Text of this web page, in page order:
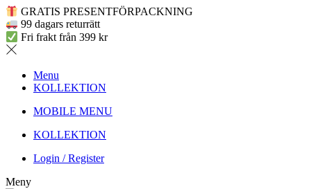
GRATIS PRESENTFÖRPACKNING
99 dagars returrätt
Fri frakt från 399 kr
Menu
KOLLEKTION
MOBILE MENU
KOLLEKTION
Login / Register
Meny